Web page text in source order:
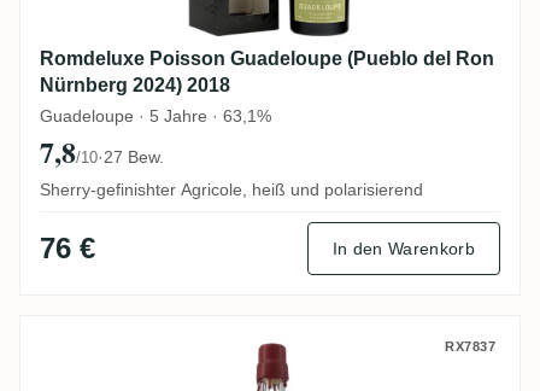
Romdeluxe Poisson Guadeloupe (Pueblo del Ron
Nürnberg 2024) 2018
Guadeloupe · 5 Jahre · 63,1%
7,8/10·27 Bew.
Sherry-gefinishter Agricole, heiß und polarisierend
76 € In den Warenkorb
Rumclub Private Selection Ed. 14 Nanny
RX7837